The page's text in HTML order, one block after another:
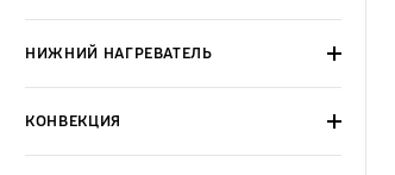
НИЖНИЙ НАГРЕВАТЕЛЬ
КОНВЕКЦИЯ